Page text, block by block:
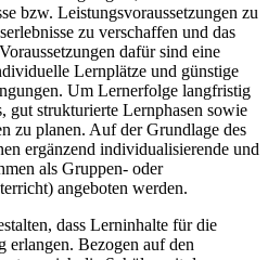
bzw. Leistungsvoraussetzungen zu
zu verschaffen und das
dafür sind eine
Lernplätze und günstige
Um Lernerfolge langfristig
gut strukturierte Lernphasen sowie
zu planen. Auf der Grundlage des
ergänzend individualisierende und
als Gruppen- oder
angeboten werden.
dass Lerninhalte für die
erlangen. Bezogen auf den